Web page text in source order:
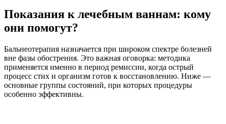
Показания к лечебным ваннам: кому
они помогут?
Бальнеотерапия назначается при широком спектре болезней
вне фазы обострения. Это важная оговорка: методика
применяется именно в период ремиссии, когда острый
процесс стих и организм готов к восстановлению. Ниже —
основные группы состояний, при которых процедуры
особенно эффективны.